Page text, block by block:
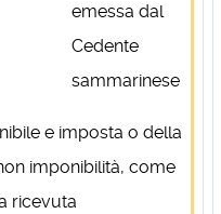
emessa dal
Cedente
sammarinese
e imposta o della
imponibilità, come
ricevuta